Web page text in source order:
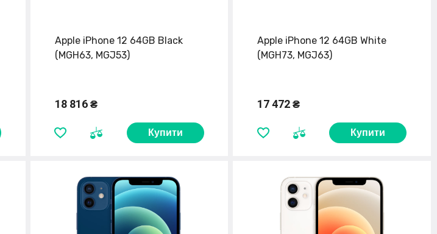
Apple iPhone 12 64GB Black
(MGH63, MGJ53)
18 816 ₴
Купити
Apple iPhone 12 64GB White
(MGH73, MGJ63)
17 472 ₴
Купити